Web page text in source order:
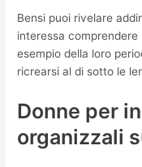
Bensi puoi rivelare
interessa
esempio della loro
ricrearsi al di sotto le
Donne per
organizzali